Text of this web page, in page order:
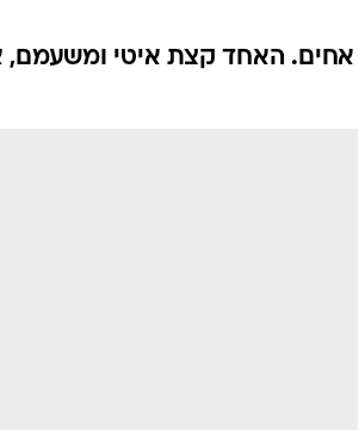
אחים. האחד קצת איטי ומשעמם,